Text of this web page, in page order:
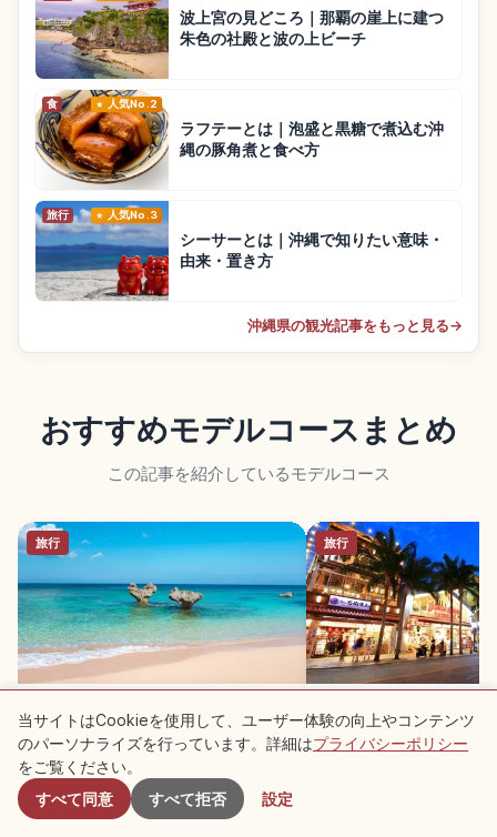
波上宮の見どころ｜那覇の崖上に建つ
朱色の社殿と波の上ビーチ
食 人気No.2
ラフテーとは｜泡盛と黒糖で煮込む沖
縄の豚角煮と食べ方
旅行 人気No.3
シーサーとは｜沖縄で知りたい意味・
由来・置き方
沖縄県の観光記事をもっと見る→
おすすめモデルコースまとめ
この記事を紹介しているモデルコース
旅行
本島北部から南部まで巡る
旅行
訪日旅行者の弾丸満喫旅
付近のスポット
当サイトはCookieを使用して、ユーザー体験の向上やコンテンツ
のパーソナライズを行っています。詳細はプライバシーポリシー
をご覧ください。
すべて同意
すべて拒否 設定